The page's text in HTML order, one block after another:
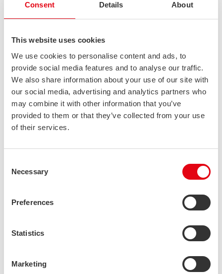
Consent Details About
This website uses cookies
We use cookies to personalise content and ads, to
provide social media features and to analyse our traffic.
We also share information about your use of our site with
our social media, advertising and analytics partners who
may combine it with other information that you’ve
provided to them or that they’ve collected from your use
of their services.
Selection
Necessary
Preferences
Statistics
Marketing
toimintavuodesta yhtiö palkitsi koko henkilöstönsä jakamalla
jokaiselle ennätyssuuren bonuksen, jossa henkilöstön
nettotulosprosentti.
Viime vuosi oli meille ennätyksellinen. Haluan
kiittää sitoutunutta ja ammattitaitoista
henkilökuntaamme tästä menestyksekkäästä
vuodesta. He ovat todella tehneet kovasti töitä
tämän mahdollistamiseksi
Vuonna 2022 Stalatuben myynnistä 94 % suuntautui vientiin,
kasvanut merkittävä vientimaa. Vaikka ennusteet eivät lupaa
odotukset. Ukrainan sota sekä AKT:n lakko vaikuttavat
negatiivisesti vientiyritysten tuloksentekokykyyn, mikä